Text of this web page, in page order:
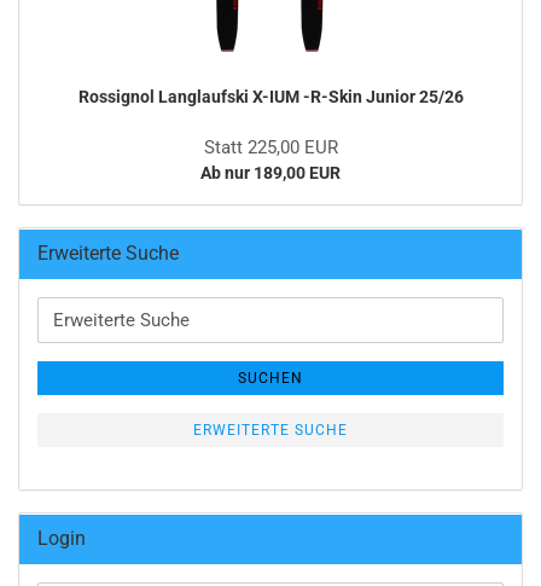
Rossignol Langlaufski X-IUM -R-Skin Junior 25/26
Statt 225,00 EUR
Ab nur 189,00 EUR
Erweiterte Suche
Erweiterte
Suche
SUCHEN
ERWEITERTE SUCHE
Login